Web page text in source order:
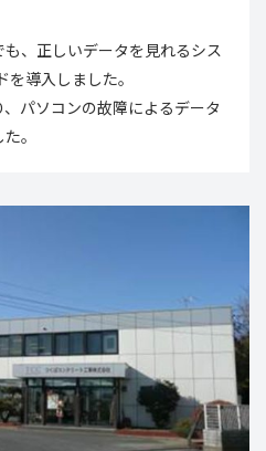
、正しいデータを見れるシス
導入しました。
パソコンの故障によるデータ
。